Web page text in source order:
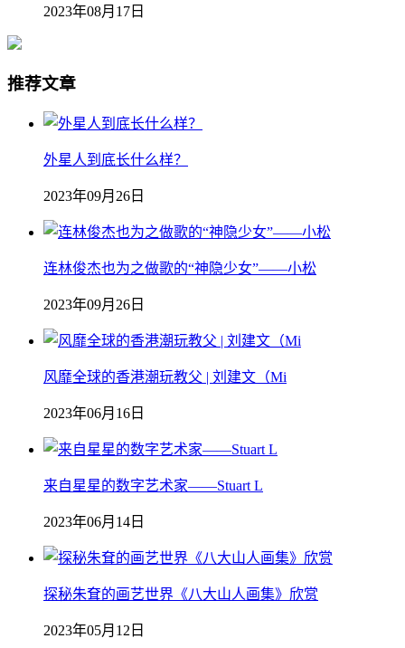
2023年08月17日
推荐文章
外星人到底长什么样？
2023年09月26日
连林俊杰也为之做歌的“神隐少女”——小松
2023年09月26日
风靡全球的香港潮玩教父 | 刘建文（Mi
2023年06月16日
来自星星的数字艺术家——Stuart L
2023年06月14日
探秘朱耷的画艺世界《八大山人画集》欣赏
2023年05月12日